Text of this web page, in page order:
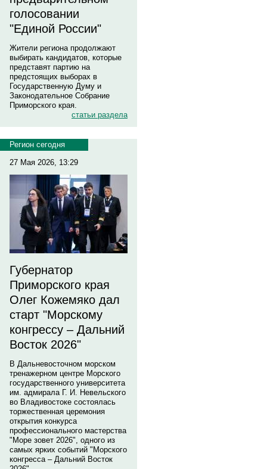
голосовании
"Единой России"
Жители региона продолжают
выбирать кандидатов, которые
представят партию на
предстоящих выборах в
Государственную Думу и
Законодательное Собрание
Приморского края.
статьи раздела
Регион сегодня
27 Мая 2026, 13:29
Губернатор
Приморского края
Олег Кожемяко дал
старт "Морскому
конгрессу – Дальний
Восток 2026"
В Дальневосточном морском
тренажерном центре Морского
государственного университета
им. адмирала Г. И. Невельского
во Владивостоке состоялась
торжественная церемония
открытия конкурса
профессионального мастерства
"Море зовет 2026", одного из
самых ярких событий "Морского
конгресса – Дальний Восток